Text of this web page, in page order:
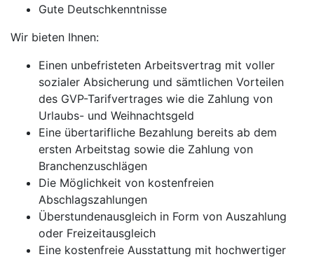
Gute Deutschkenntnisse
Wir bieten Ihnen:
Einen unbefristeten Arbeitsvertrag mit voller
sozialer Absicherung und sämtlichen Vorteilen
des GVP-Tarifvertrages wie die Zahlung von
Urlaubs- und Weihnachtsgeld
Eine übertarifliche Bezahlung bereits ab dem
ersten Arbeitstag sowie die Zahlung von
Branchenzuschlägen
Die Möglichkeit von kostenfreien
Abschlagszahlungen
Überstundenausgleich in Form von Auszahlung
oder Freizeitausgleich
Eine kostenfreie Ausstattung mit hochwertiger